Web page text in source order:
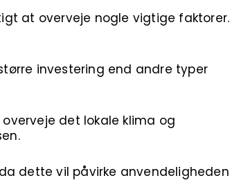
at overveje nogle vigtige faktorer.
investering end andre typer
det lokale klima og
dette vil påvirke anvendeligheden